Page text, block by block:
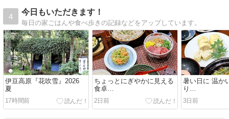
4
今日もいただきます！
毎日の家ごはんや食べ歩きの記録などをアップしています。
伊豆高原『花吹雪』2026
夏
17時間前
ちょっとにぎやかに見える
食卓…
2日前
暑い日に 温か
り…
3日前